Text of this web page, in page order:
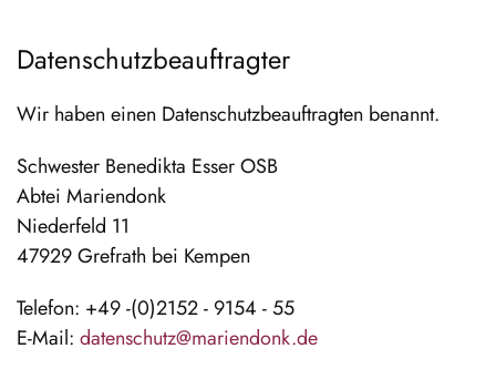
Datenschutz­beauftragter
Wir haben einen Datenschutzbeauftragten benannt.
Schwester Benedikta Esser OSB
Abtei Mariendonk
Niederfeld 11
47929 Grefrath bei Kempen
Telefon: +49 -(0)2152 - 9154 - 55
E-Mail: datenschutz@mariendonk.de